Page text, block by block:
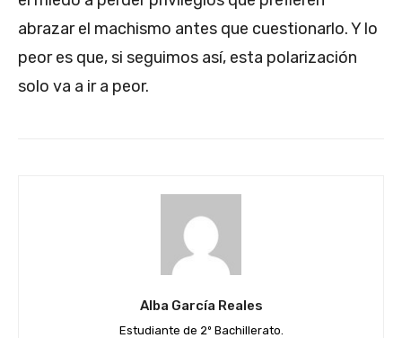
abrazar el machismo antes que cuestionarlo. Y lo
peor es que, si seguimos así, esta polarización
solo va a ir a peor.
Alba García Reales
Estudiante de 2º Bachillerato.